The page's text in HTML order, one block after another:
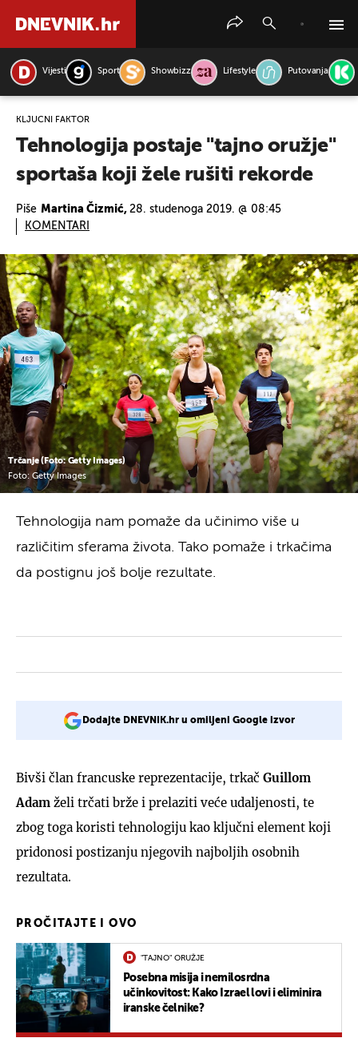
Vijesti Sport Showbizz Lifestyle Putovanja
KLJUČNI FAKTOR
Tehnologija postaje "tajno oružje"
sportaša koji žele rušiti rekorde
Piše Martina Čizmić, 28. studenoga 2019. @ 08:45
KOMENTARI
Trčanje (Foto: Getty Images)
Foto: Getty Images
Tehnologija nam pomaže da učinimo više u
različitim sferama života. Tako pomaže i trkačima
da postignu još bolje rezultate.
Dodajte DNEVNIK.hr u omiljeni Google izvor
Bivši član francuske reprezentacije, trkač Guillom
Adam želi trčati brže i prelaziti veće udaljenosti, te
zbog toga koristi tehnologiju kao ključni element koji
pridonosi postizanju njegovih najboljih osobnih
rezultata.
PROČITAJTE I OVO
"TAJNO" ORUŽJE
Posebna misija i nemilosrdna
učinkovitost: Kako Izrael lovi i eliminira
iranske čelnike?
PRETRAŽITE VIJESTI